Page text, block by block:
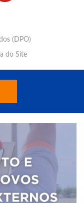
(DPO)
do Site